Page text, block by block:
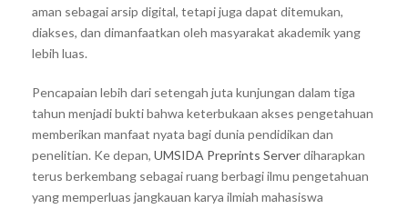
aman sebagai arsip digital, tetapi juga dapat ditemukan,
diakses, dan dimanfaatkan oleh masyarakat akademik yang
lebih luas.
Pencapaian lebih dari setengah juta kunjungan dalam tiga
tahun menjadi bukti bahwa keterbukaan akses pengetahuan
memberikan manfaat nyata bagi dunia pendidikan dan
penelitian. Ke depan, UMSIDA Preprints Serverdiharapkan
terus berkembang sebagai ruang berbagi ilmu pengetahuan
yang memperluas jangkauan karya ilmiah mahasiswa